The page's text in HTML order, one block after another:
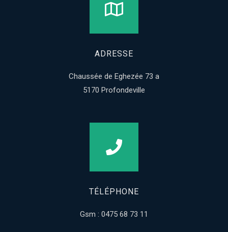
ADRESSE
Chaussée de Eghezée 73 a
5170 Profondeville
TÉLÉPHONE
Gsm : 0475 68 73 11